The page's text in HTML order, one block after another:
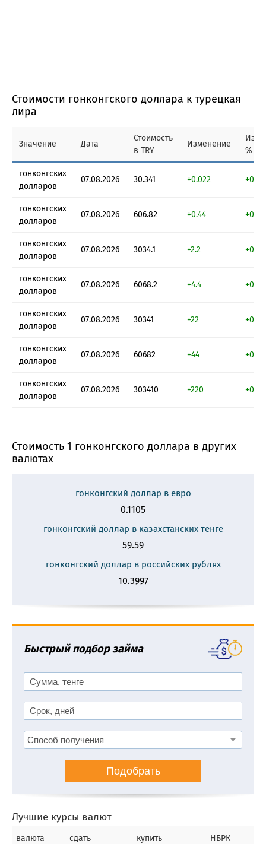
Стоимости гонконгского доллара к турецкая
лира
Значение Дата
Стоимость
в TRY
Изменение
%
гонконгских
долларов
07.08.2026 30.341 +0.022
гонконгских
долларов
07.08.2026 606.82 +0.44
гонконгских
долларов
07.08.2026 3034.1 +2.2
гонконгских
долларов
07.08.2026 6068.2 +4.4
гонконгских
долларов
07.08.2026 30341 +22
гонконгских
долларов
07.08.2026 60682 +44
гонконгских
долларов
07.08.2026 303410 +220
Стоимость 1 гонконгского доллара в других
валютах
гонконгский доллар в евро
0.1105
гонконгский доллар в казахстанских тенге
59.59
гонконгский доллар в российских рублях
10.3997
Быстрый подбор займа
Подобрать
Лучшие курсы валют
валюта сдать купить НБРК